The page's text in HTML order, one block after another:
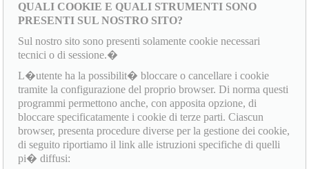
QUALI COOKIE E QUALI STRUMENTI SONO
PRESENTI SUL NOSTRO SITO?
Sul nostro sito sono presenti solamente cookie necessari
tecnici o di sessione.�
L�utente ha la possibilit� bloccare o cancellare i cookie
tramite la configurazione del proprio browser. Di norma questi
programmi permettono anche, con apposita opzione, di
bloccare specificatamente i cookie di terze parti. Ciascun
browser, presenta procedure diverse per la gestione dei cookie,
di seguito riportiamo il link alle istruzioni specifiche di quelli
pi� diffusi: